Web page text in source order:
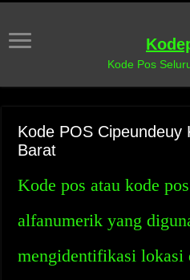
Kode Pos
Kode POS Cipeundeuy
Barat
Kode pos atau kode
alfanumerik yang
mengidentifikasi lokasi